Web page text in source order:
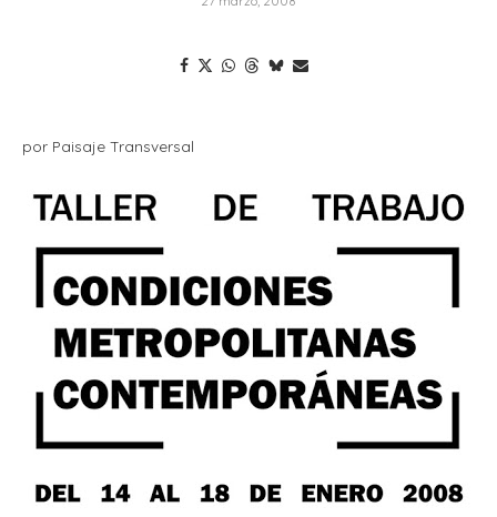
por Paisaje Transversal